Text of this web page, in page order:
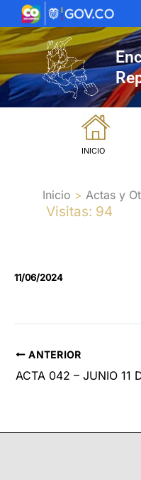
al
contenido
INICIO
Inicio Actas y
Visitas: 94
11/06/2024
ANTERIOR
ACTA 042 – JUNIO 11